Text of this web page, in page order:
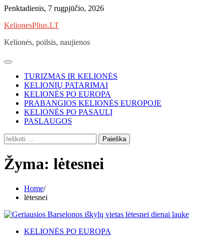
Skip
content
Penktadienis, 7 rugpjūčio, 2026
KelionesPlius.LT
Kelionės, poilsis, naujienos
TURIZMAS IR KELIONĖS
KELIONIŲ PATARIMAI
KELIONĖS PO EUROPA
PRABANGIOS KELIONĖS EUROPOJE
KELIONĖS PO PASAULĮ
PASLAUGOS
Ieškoti:
Žyma: lėtesnei
Home
lėtesnei
KELIONĖS PO EUROPA